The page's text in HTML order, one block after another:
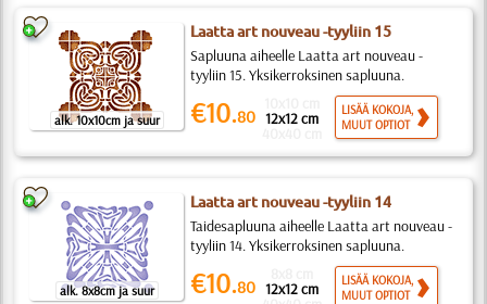
alk. 10x10cm ja suur
Laatta art nouveau -tyyliin 15
Sapluuna aiheelle Laatta art nouveau -
tyyliin 15. Yksikerroksinen sapluuna.
€10.80 12x12 cm
LISÄÄ KOKOJA,
MUUT OPTIOT
alk. 8x8cm ja suur
Laatta art nouveau -tyyliin 14
Taidesapluuna aiheelle Laatta art nouveau -
tyyliin 14. Yksikerroksinen sapluuna.
€10.80 12x12 cm
LISÄÄ KOKOJA,
MUUT OPTIOT